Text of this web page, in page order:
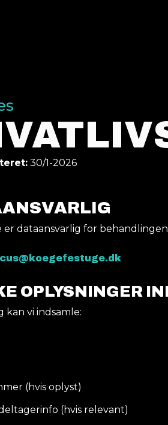
30/1-2026
er dataansvarlig for
OPLYSNINGER
kan vi indsamle:
(hvis oplyst)
(hvis relevant)